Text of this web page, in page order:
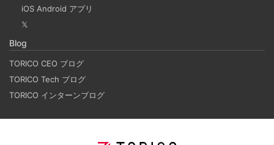
Django Channels の機能を使って、簡易的な複数人お絵か
きアプリを作るチュートリアルです。(社内勉強会カリキュ
ラム） 他のクライアントの操作を、WebSocket を使って
のようなものを作ります。
iOS Android アプリ
𝕏
Blog
TORICO CEO ブログ
TORICO Tech ブログ
TORICO インターンブログ